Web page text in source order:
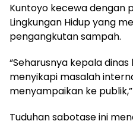
Kuntoyo kecewa dengan
Lingkungan Hidup yang
pengangkutan sampah.
“Seharusnya kepala
menyikapi masalah
menyampaikan ke
Tuduhan sabotase ini